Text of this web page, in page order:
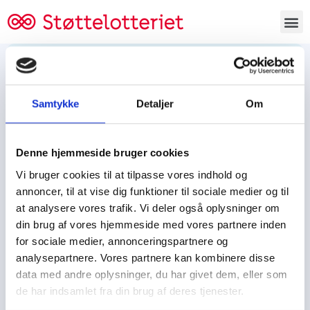
Samtykke Detaljer Om
Denne hjemmeside bruger cookies
Vi bruger cookies til at tilpasse vores indhold og
annoncer, til at vise dig funktioner til sociale medier og til
at analysere vores trafik. Vi deler også oplysninger om
din brug af vores hjemmeside med vores partnere inden
for sociale medier, annonceringspartnere og
analysepartnere. Vores partnere kan kombinere disse
data med andre oplysninger, du har givet dem, eller som
de har indsamlet fra din brug af deres tjenester.
Tjen penge og støt
Tjen penge til:
Spejdere/spejdergruppen/FDF’ere, m.fl.
Kontor
Tjenpengeogstoet.dk
Ejby Industrivej 91
DK – 2600 Glostrup
CVR: 19347508